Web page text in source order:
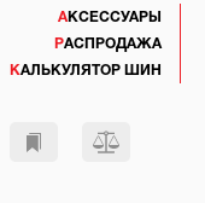
АКСЕССУАРЫ
РАСПРОДАЖА
КАЛЬКУЛЯТОР ШИН